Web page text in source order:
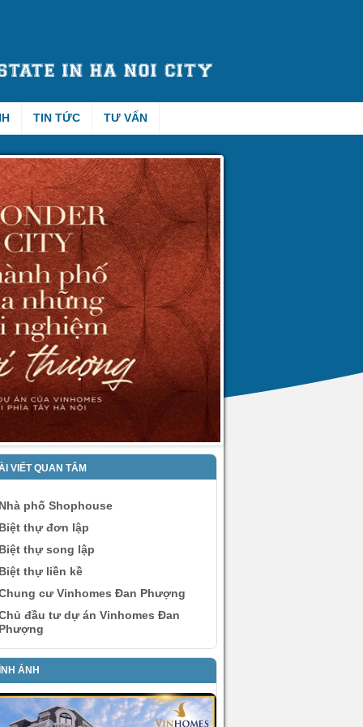
TIN TỨC TƯ VẤN
VIẾT QUAN TÂM
phố Shophouse
thự đơn lập
thự song lập
thự liền kề
cư Vinhomes Đan Phượng
đầu tư dự án Vinhomes Đan
ẢNH